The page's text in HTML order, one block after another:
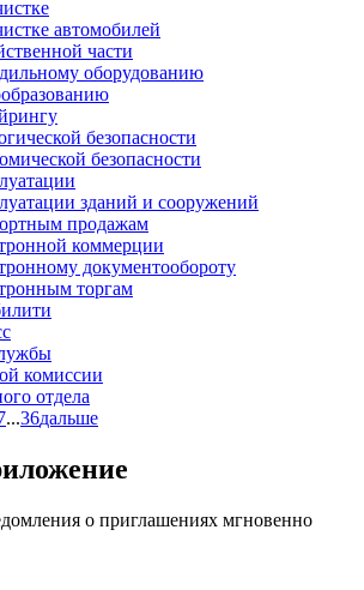
автомобилей
части
оборудованию
безопасности
безопасности
зданий и сооружений
продажам
коммерции
документообороту
торгам
комиссии
отдела
...36дальше
о приглашениях мгновенно